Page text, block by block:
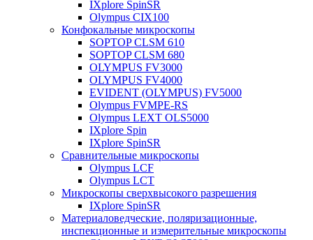
IXplore SpinSR
Olympus CIX100
Конфокальные микроскопы
SOPTOP CLSM 610
SOPTOP CLSM 680
OLYMPUS FV3000
OLYMPUS FV4000
EVIDENT (OLYMPUS) FV5000
Olympus FVMPE-RS
Olympus LEXT OLS5000
IXplore Spin
IXplore SpinSR
Сравнительные микроскопы
Olympus LCF
Olympus LCT
Микроскопы сверхвысокого разрешения
IXplore SpinSR
Материаловедческие, поляризационные,
инспекционные и измерительные микроскопы